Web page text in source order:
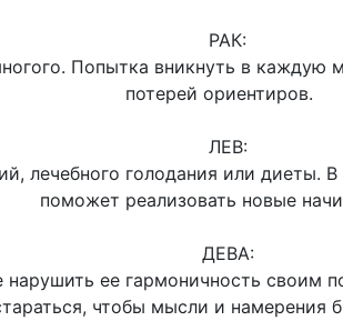
РАК:
Попытка вникнуть в
потерей ориентиров.
ЛЕВ:
лечебного голодания или диеты.
поможет реализовать новые
ДЕВА:
нарушить ее гармоничность
чтобы мысли и